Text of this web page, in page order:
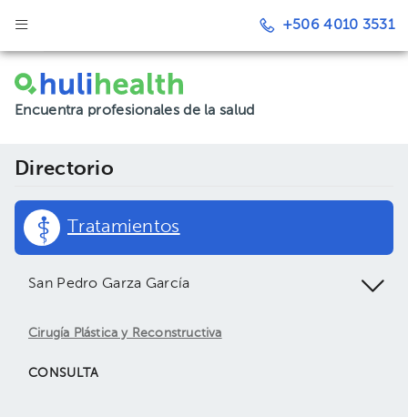
+506 4010 3531
Encuentra profesionales de la salud
Directorio
Tratamientos
San Pedro Garza García
Cirugía Plástica y Reconstructiva
CONSULTA